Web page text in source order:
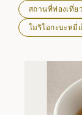
สถานที่ท่องเที่ยว
โมริโอกะบะหมี่